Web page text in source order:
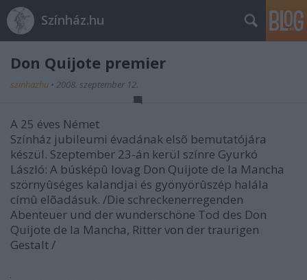
Színház.hu
Don Quijote premier
szinhazhu • 2008. szeptember 12.
A 25 éves Német
Színház jubileumi évadának elsõ bemutatójára
készül. Szeptember 23-án kerül színre Gyurkó
László: A búsképû lovag Don Quijote de la Mancha
szörnyûséges kalandjai és gyönyörûszép halála
címû elõadásuk. /Die schreckenerregenden
Abenteuer und der wunderschöne Tod des Don
Quijote de la Mancha, Ritter von der traurigen
Gestalt /